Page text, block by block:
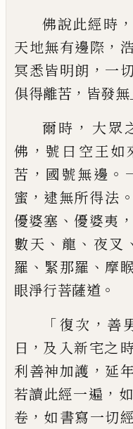
佛說此經時 ，
天地無有邊際 ，
冥悉皆明朗 ， 一
俱得離苦 ， 皆發
爾時 ， 大眾
佛 ， 號曰 空王如
苦 ， 國號無邊 。
蜜 ， 逮無所得法 。
優婆塞 、 優婆夷 ，
數天 、 龍 、 夜叉 、
羅 、 緊那羅 、 摩
眼淨行菩薩道 。
「復次 ， 善
日 ， 及 入新宅之
利善神加護 ， 延
若讀此經一遍 ，
卷 ， 如書寫一切